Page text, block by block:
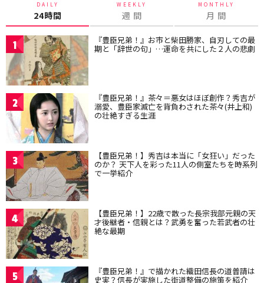
DAILY
24時間
WEEKLY
週 間
MONTHLY
月 間
1 『豊臣兄弟！』お市と柴田勝家、自刃しての最
期と「辞世の句」…運命を共にした２人の悲劇
2 『豊臣兄弟！』茶々＝悪女はほぼ創作？秀吉が
溺愛、豊臣家滅亡を背負わされた茶々(井上和)
の壮絶すぎる生涯
3 【豊臣兄弟！】秀吉は本当に「女狂い」だった
のか？ 天下人を彩った11人の側室たちを時系列
で一挙紹介
4 【豊臣兄弟！】22歳で散った長宗我部元親の天
才後継者・信親とは？武勇を奮った若武者の壮
絶な最期
5 『豊臣兄弟！』で描かれた織田信長の道普請は
史実？信長が実施した街道整備の施策を紹介